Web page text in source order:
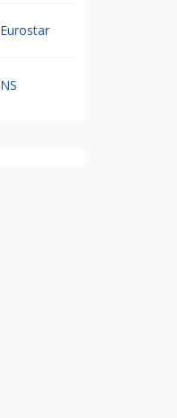
Eurostar
NS